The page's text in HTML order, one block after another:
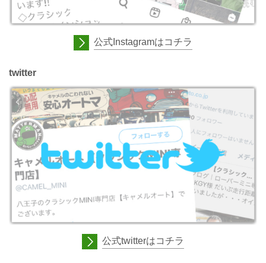
公式Instagramはコチラ
twitter
公式twitterはコチラ